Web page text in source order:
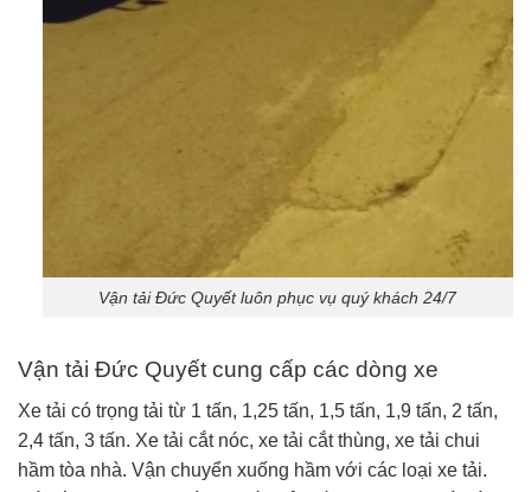
Vận tải Đức Quyết luôn phục vụ quý khách 24/7
Vận tải Đức Quyết cung cấp các dòng xe
Xe tải có trọng tải từ 1 tấn, 1,25 tấn, 1,5 tấn, 1,9 tấn, 2 tấn,
2,4 tấn, 3 tấn. Xe tải cắt nóc, xe tải cắt thùng, xe tải chui
hầm tòa nhà. Vận chuyển xuống hầm với các loại xe tải.